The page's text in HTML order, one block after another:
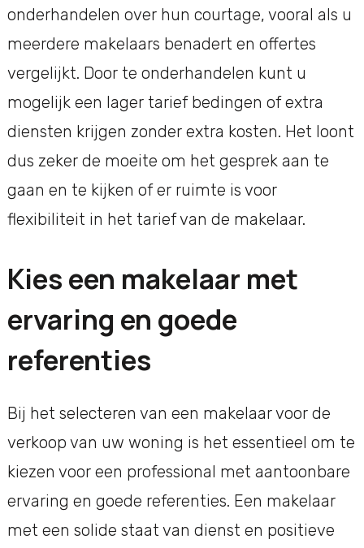
onderhandelen over hun courtage, vooral als u
meerdere makelaars benadert en offertes
vergelijkt. Door te onderhandelen kunt u
mogelijk een lager tarief bedingen of extra
diensten krijgen zonder extra kosten. Het loont
dus zeker de moeite om het gesprek aan te
gaan en te kijken of er ruimte is voor
flexibiliteit in het tarief van de makelaar.
Kies een makelaar met
ervaring en goede
referenties
Bij het selecteren van een makelaar voor de
verkoop van uw woning is het essentieel om te
kiezen voor een professional met aantoonbare
ervaring en goede referenties. Een makelaar
met een solide staat van dienst en positieve